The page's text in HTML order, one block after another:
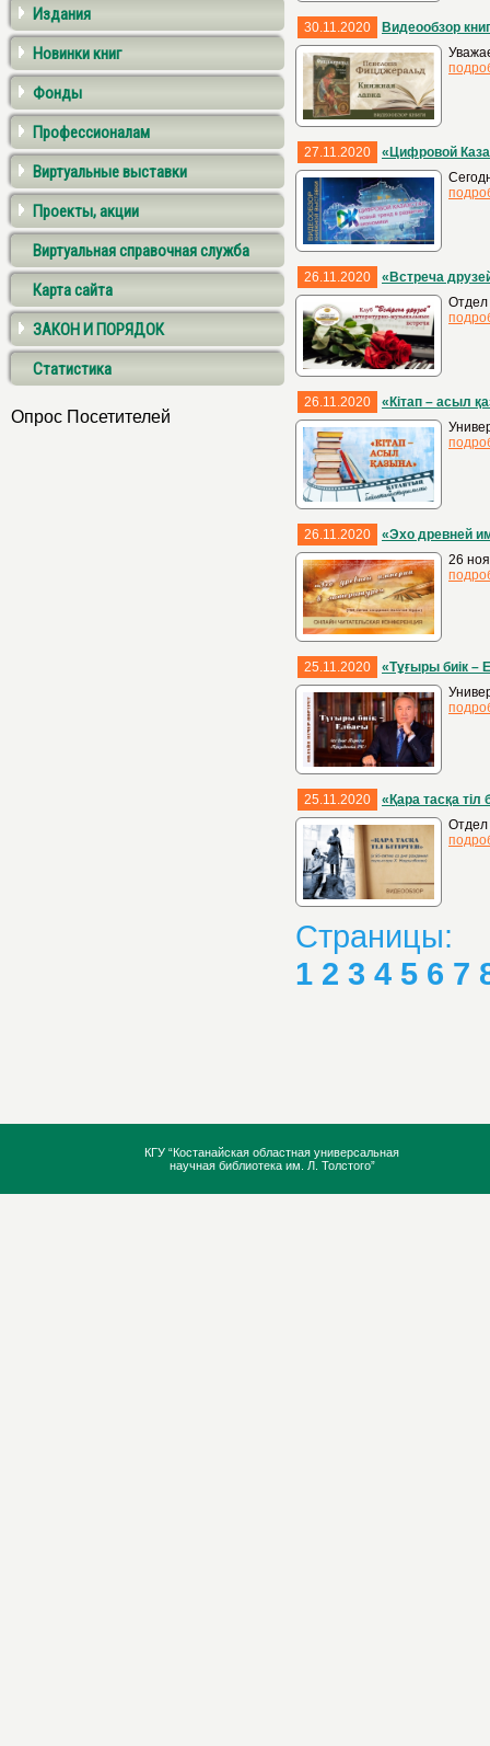
Издания
Новинки книг
Фонды
Профессионалам
Виртуальные выставки
Проекты, акции
Виртуальная справочная служба
Карта сайта
ЗАКОН И ПОРЯДОК
Статистика
Опрос Посетителей
30.11.2020
Видеообзор
27.11.2020
«Цифровой
26.11.2020
«Встреча
Отдел
26.11.2020
«Кітап – асыл
26.11.2020
«Эхо древней
26
25.11.2020
«Тұғыры биік –
25.11.2020
«Қара тасқа тіл
Отдел
Страницы:
1 2 3 4 5 6 7
КГУ “Костанайская областная универсальная
научная библиотека им. Л. Толстого”